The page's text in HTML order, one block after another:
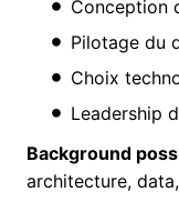
Conception
Pilotage du
Choix
Leadership
Background
architecture,